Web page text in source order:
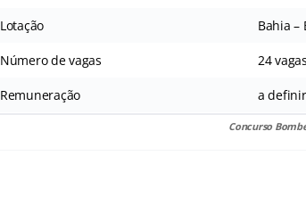
Lotação Bahia –
Número de vagas 24 vagas
Remuneração a definir
Concurso